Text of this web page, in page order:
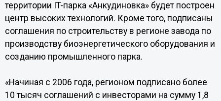
территории IT-парка «Анкудиновка» будет построен
центр высоких технологий. Кроме того, подписаны
соглашения по строительству в регионе завода по
производству биоэнергетического оборудования и
созданию промышленного парка.
«Начиная с 2006 года, регионом подписано более
10 тысяч соглашений с инвесторами на сумму 1,8